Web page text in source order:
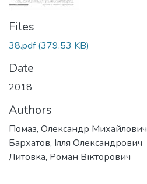
Files
38.pdf(379.53 KB)
Date
2018
Authors
Помаз, Олександр Михайлович
Бархатов, Ілля Олександрович
Литовка, Роман Вікторович